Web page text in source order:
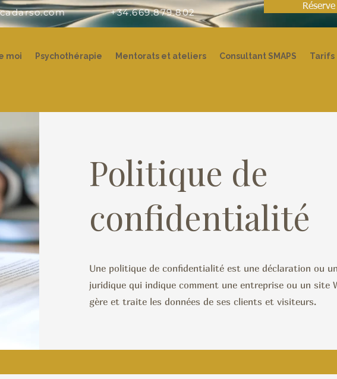
+34.669.879.802
moi Psychothérapie Mentorats et ateliers Consultant SMAPS Tarifs
Politique de
confidentialité
Une politique de confidentialité est une déclaration ou
juridique qui indique comment une entreprise ou un site
gère et traite les données de ses clients et visiteurs.